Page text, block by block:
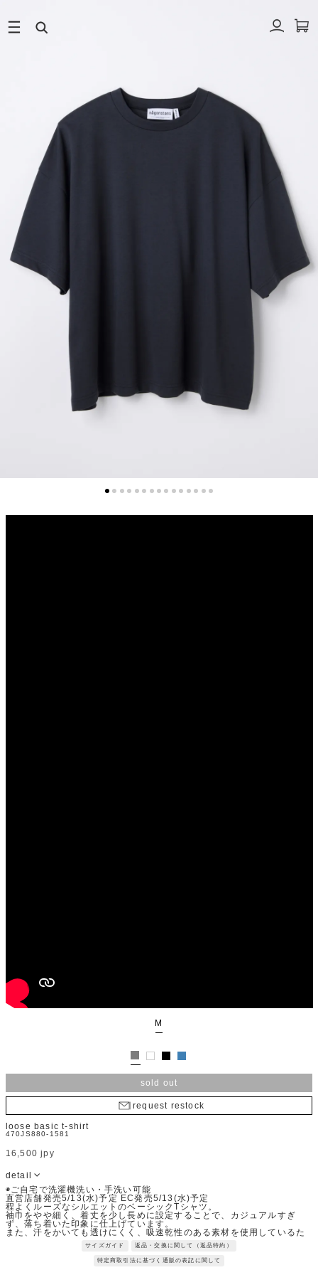
M
sold out
request restock
loose basic t-shirt
470JS880-1581
16,500 jpy
detail
◉ご自宅で洗濯機洗い・手洗い可能
直営店舗発売5/13(水)予定 EC発売5/13(水)予定
程よくルーズなシルエットのベーシックTシャツ。
袖巾をやや細く、着丈を少し長めに設定することで、カジュアルすぎ
ず、落ち着いた印象に仕上げています。
また、汗をかいても透けにくく、吸速乾性のある素材を使用しているた
め、暑い時期もさらりとした着心地をキープし、気負わず着用頂けま
Fabric：表面には肌触りの良いコットン、裏には速乾性のあるポリエス
テルを編立て、透けにくく、吸水速乾機能が付いた機能性素材。
サイズガイド 返品・交換に関して（返品特約）
特定商取引法に基づく通販の表記に関して